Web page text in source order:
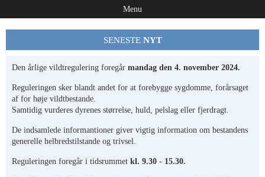
Menu
SENESTE NYT
Den årlige vildtregulering foregår mandag den 4. november 2024.
Reguleringen sker blandt andet for at forebygge sygdomme, forårsaget
af for høje vildtbestande.
Samtidig vurderes dyrenes størrelse, huld, pelslag eller fjerdragt.
De indsamlede informantioner giver vigtig information om bestandens
generelle helbredstilstande og trivsel.
Reguleringen foregår i tidsrummet kl. 9.30 - 15.30.